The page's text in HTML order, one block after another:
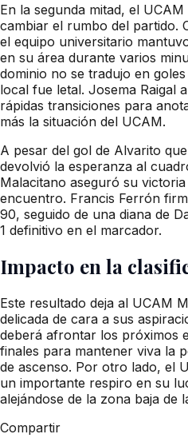
En la segunda mitad, el
cambiar el rumbo del partido.
el equipo universitario
en su área durante varios
dominio no se tradujo en
local fue letal. Josema Raigal
rápidas transiciones para
más la situación del UCAM.
A pesar del gol de Alvarito
devolvió la esperanza al
Malacitano aseguró su
encuentro. Francis Ferrón
90, seguido de una diana de
1 definitivo en el marcador.
Impacto en la
Este resultado deja al UCAM
delicada de cara a sus
deberá afrontar los próximos
finales para mantener viva la
de ascenso. Por otro lado, el
un importante respiro en su
alejándose de la zona baja de
Compartir